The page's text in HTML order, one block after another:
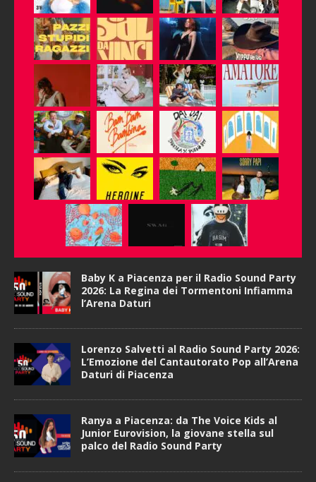
Baby K a Piacenza per il Radio Sound Party
2026: La Regina dei Tormentoni Infiamma
l’Arena Daturi
Lorenzo Salvetti al Radio Sound Party 2026:
L’Emozione del Cantautorato Pop all’Arena
Daturi di Piacenza
Ranya a Piacenza: da The Voice Kids al
Junior Eurovision, la giovane stella sul
palco del Radio Sound Party